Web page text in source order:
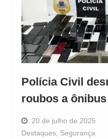
Polícia Civil
roubos a
20 de julho de 2025
Destaques, Segurança